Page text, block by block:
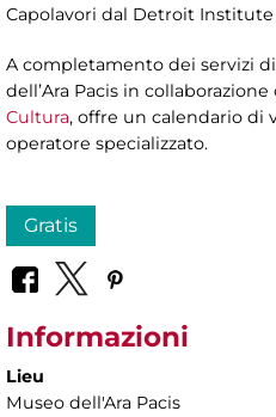
Capolavori dal Detroit
A completamento dei servizi
dell’Ara Pacis in collaborazione
Cultura, offre un calendario di
operatore specializzato.
Gratis
Informazioni
Lieu
Museo dell'Ara Pacis